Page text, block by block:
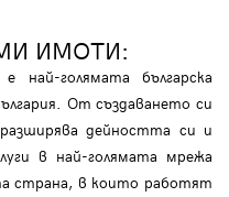
ИМОТИ:
голямата българска
От създаването си
дейността си и
в най-голямата мрежа
страна, в които работят